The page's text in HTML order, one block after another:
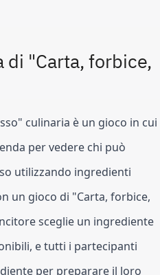
di "Carta, forbice,
culinaria è un gioco in cui
per vedere chi può
utilizzando ingredienti
un gioco di "Carta, forbice,
sceglie un ingrediente
e tutti i partecipanti
per preparare il loro